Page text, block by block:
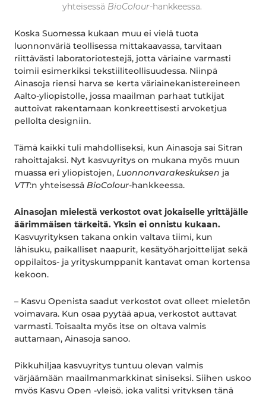
yhteisessä BioColour-hankkeessa.
Koska Suomessa kukaan muu ei vielä tuota
luonnonväriä teollisessa mittakaavassa, tarvitaan
riittävästi laboratoriotestejä, jotta väriaine varmasti
toimii esimerkiksi tekstiiliteollisuudessa. Niinpä
Ainasoja riensi harva se kerta väriainekanistereineen
Aalto-yliopistolle, jossa maailman parhaat tutkijat
auttoivat rakentamaan konkreettisesti arvoketjua
pellolta designiin.
Tämä kaikki tuli mahdolliseksi, kun Ainasoja sai Sitran
rahoittajaksi. Nyt kasvuyritys on mukana myös muun
muassa eri yliopistojen, Luonnonvarakeskuksen ja
VTT:n yhteisessä BioColour-hankkeessa.
Ainasojan mielestä verkostot ovat jokaiselle yrittäjälle
äärimmäisen tärkeitä. Yksin ei onnistu kukaan.
Kasvuyrityksen takana onkin valtava tiimi, kun
lähisuku, paikalliset naapurit, kesätyöharjoittelijat sekä
oppilaitos- ja yrityskumppanit kantavat oman kortensa
kekoon.
– Kasvu Openista saadut verkostot ovat olleet mieletön
voimavara. Kun osaa pyytää apua, verkostot auttavat
varmasti. Toisaalta myös itse on oltava valmis
auttamaan, Ainasoja sanoo.
Pikkuhiljaa kasvuyritys tuntuu olevan valmis
värjäämään maailmanmarkkinat siniseksi. Siihen uskoo
myös Kasvu Open -yleisö, joka valitsi yrityksen tänä